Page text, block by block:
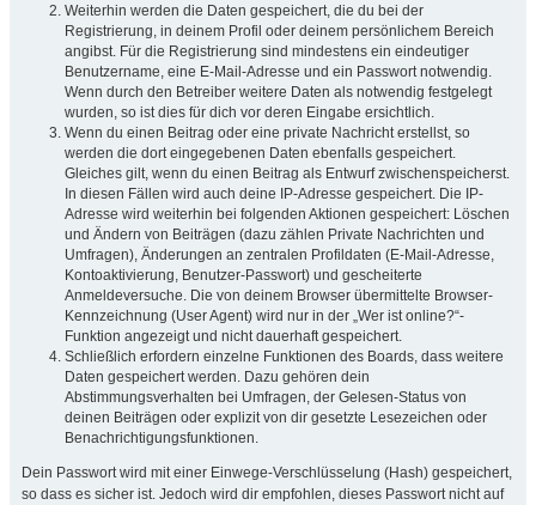
Weiterhin werden die Daten gespeichert, die du bei der
Registrierung, in deinem Profil oder deinem persönlichem Bereich
angibst. Für die Registrierung sind mindestens ein eindeutiger
Benutzername, eine E-Mail-Adresse und ein Passwort notwendig.
Wenn durch den Betreiber weitere Daten als notwendig festgelegt
wurden, so ist dies für dich vor deren Eingabe ersichtlich.
Wenn du einen Beitrag oder eine private Nachricht erstellst, so
werden die dort eingegebenen Daten ebenfalls gespeichert.
Gleiches gilt, wenn du einen Beitrag als Entwurf zwischenspeicherst.
In diesen Fällen wird auch deine IP-Adresse gespeichert. Die IP-
Adresse wird weiterhin bei folgenden Aktionen gespeichert: Löschen
und Ändern von Beiträgen (dazu zählen Private Nachrichten und
Umfragen), Änderungen an zentralen Profildaten (E-Mail-Adresse,
Kontoaktivierung, Benutzer-Passwort) und gescheiterte
Anmeldeversuche. Die von deinem Browser übermittelte Browser-
Kennzeichnung (User Agent) wird nur in der „Wer ist online?“-
Funktion angezeigt und nicht dauerhaft gespeichert.
Schließlich erfordern einzelne Funktionen des Boards, dass weitere
Daten gespeichert werden. Dazu gehören dein
Abstimmungsverhalten bei Umfragen, der Gelesen-Status von
deinen Beiträgen oder explizit von dir gesetzte Lesezeichen oder
Benachrichtigungsfunktionen.
Dein Passwort wird mit einer Einwege-Verschlüsselung (Hash) gespeichert,
so dass es sicher ist. Jedoch wird dir empfohlen, dieses Passwort nicht auf